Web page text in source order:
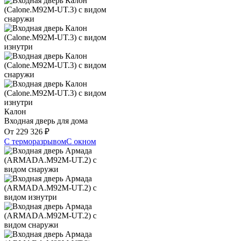
Калон
Входная дверь для дома
От 229 326 ₽
С терморазрывомС окном